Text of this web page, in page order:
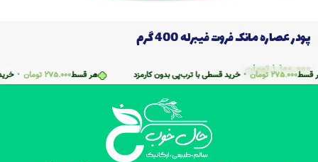
هر قسط275.000تومان • خرید 275.000تومان • خرید قسطی با ترب‌پی بدون کارمزد
پودر عصاره مانک فروت فیبرله 400 گرم
1.100.000تومان